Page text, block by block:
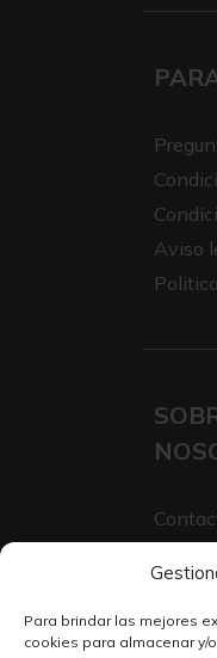
Para brindar las mejores
cookies para almacenar y/
Aviso